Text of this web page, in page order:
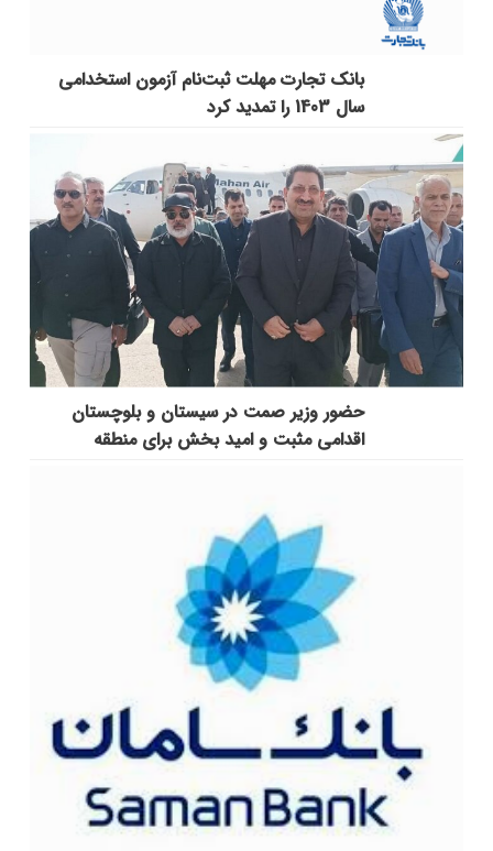
بانک تجارت مهلت ثبت‌نام آزمون استخدامی
سال 1403 را تمدید کرد
حضور وزیر صمت در سیستان و بلوچستان
اقدامی مثبت و امید بخش برای منطقه